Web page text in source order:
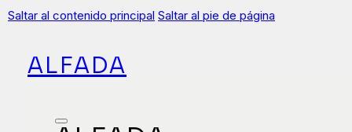
Saltar al contenido principal Saltar al pie de página
ALFADA